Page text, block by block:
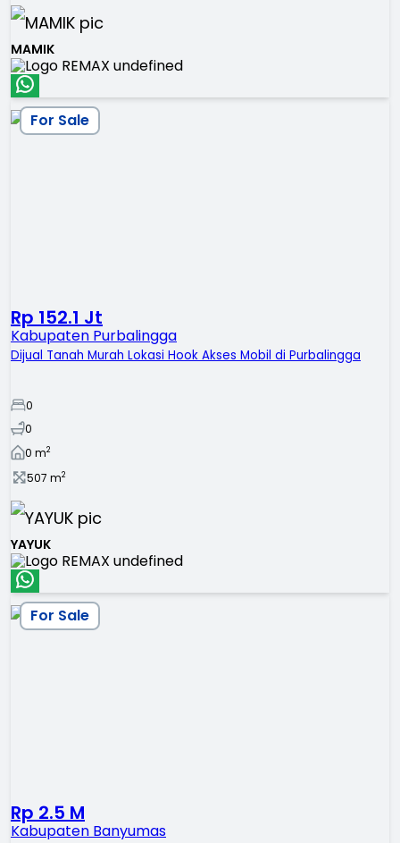
MAMIK
For Sale
Rp 152.1 Jt
Kabupaten Purbalingga
Dijual Tanah Murah Lokasi Hook Akses Mobil di Purbalingga
0
0
0 m2
507 m2
YAYUK
For Sale
Rp 2.5 M
Kabupaten Banyumas